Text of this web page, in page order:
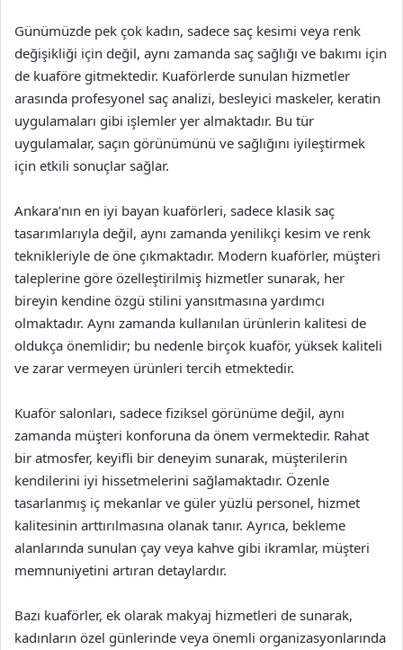
Günümüzde pek çok kadın, sadece saç kesimi veya renk
değişikliği için değil, aynı zamanda saç sağlığı ve bakımı için
de kuaföre gitmektedir. Kuaförlerde sunulan hizmetler
arasında profesyonel saç analizi, besleyici maskeler, keratin
uygulamaları gibi işlemler yer almaktadır. Bu tür
uygulamalar, saçın görünümünü ve sağlığını iyileştirmek
için etkili sonuçlar sağlar.
Ankara’nın en iyi bayan kuaförleri, sadece klasik saç
tasarımlarıyla değil, aynı zamanda yenilikçi kesim ve renk
teknikleriyle de öne çıkmaktadır. Modern kuaförler, müşteri
taleplerine göre özelleştirilmiş hizmetler sunarak, her
bireyin kendine özgü stilini yansıtmasına yardımcı
olmaktadır. Aynı zamanda kullanılan ürünlerin kalitesi de
oldukça önemlidir; bu nedenle birçok kuaför, yüksek kaliteli
ve zarar vermeyen ürünleri tercih etmektedir.
Kuaför salonları, sadece fiziksel görünüme değil, aynı
zamanda müşteri konforuna da önem vermektedir. Rahat
bir atmosfer, keyifli bir deneyim sunarak, müşterilerin
kendilerini iyi hissetmelerini sağlamaktadır. Özenle
tasarlanmış iç mekanlar ve güler yüzlü personel, hizmet
kalitesinin arttırılmasına olanak tanır. Ayrıca, bekleme
alanlarında sunulan çay veya kahve gibi ikramlar, müşteri
memnuniyetini artıran detaylardır.
Bazı kuaförler, ek olarak makyaj hizmetleri de sunarak,
kadınların özel günlerinde veya önemli organizasyonlarında